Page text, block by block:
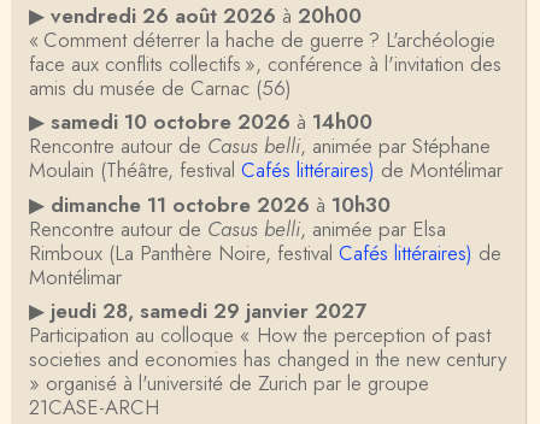
▶ vendredi 26 août 2026 à 20h00
« Comment déterrer la hache de guerre ? L'archéologie
face aux conflits collectifs », conférence à l'invitation des
amis du musée de Carnac (56)
▶ samedi 10 octobre 2026 à 14h00
Rencontre autour de Casus belli, animée par Stéphane
Moulain (Théâtre, festival Cafés littéraires) de Montélimar
▶ dimanche 11 octobre 2026 à 10h30
Rencontre autour de Casus belli, animée par Elsa
Rimboux (La Panthère Noire, festival Cafés littéraires) de
Montélimar
▶ jeudi 28, samedi 29 janvier 2027
Participation au colloque « How the perception of past
societies and economies has changed in the new century
» organisé à l'université de Zurich par le groupe
21CASE-ARCH